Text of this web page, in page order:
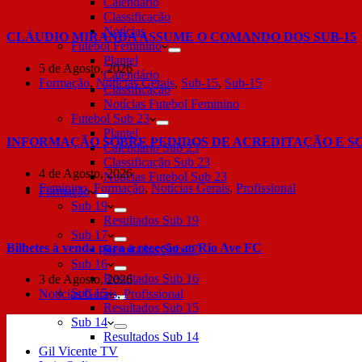
Classificação
Notícias
Futebol Feminino
Plantel
Calendário
Classificação
Notícias Futebol Feminino
Futebol Sub 23
Plantel
Calendário Sub 23
Classificação Sub 23
Notícias Futebol Sub 23
Formação
Sub 19
Resultados Sub 19
Sub 17
Resultados Sub 17
Sub 16
Resultados Sub 16
Sub 15
Resultados Sub 15
Sub 14
Resultados Sub 14
Gil Vicente TV
CLÁUDIO MIRANDA ASSUME O COMANDO DOS SUB-15
5 de Agosto, 2026
Formação, Notícias Gerais, Sub-15, Sub-15
INFORMAÇÃO SOBRE PEDIDOS DE ACREDITAÇÃO E
4 de Agosto, 2026
Feminino,Formação, Notícias Gerais, Profissional
Bilhetes à venda para a receção ao Rio Ave FC
3 de Agosto, 2026
Notícias Gerais,Profissional